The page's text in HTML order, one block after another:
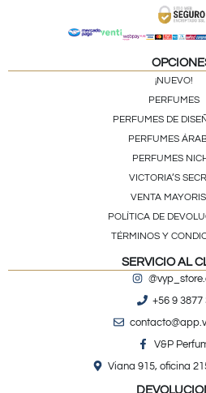
¡NUEVO!
PERFUMES
PERFUMES DE
PERFUMES
PERFUMES
VICTORIA’S
VENTA
POLÍTICA DE
TÉRMINOS Y
SERVICIO AL
+56 9 3877
V&P
Viana 915, oficina